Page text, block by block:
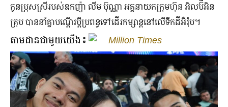
កូន​ប្រុស​ស្រី​របស់​ឧកញ៉ា លីម ប៊ុណ្ណា អគ្គនាយក​ក្រុមហ៊ុន អិលប៊ីអិន
គ្រុប បាន​នាំ​គ្នា​បណ្ដើរ​ប្ដី​ប្រពន្ធ​ទៅ​ដើរ​កម្សាន្ត​នៅ​លើ​ទឹក​ដី​អឺរ៉ុប។
តាមដានជាមួយយើង៖ Million Times